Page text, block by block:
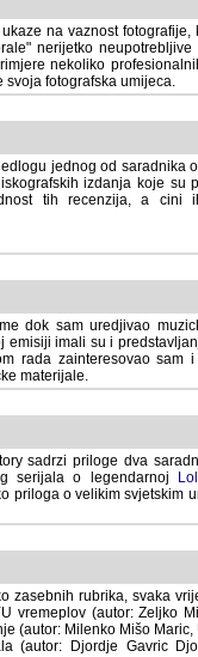
na vaznost
nerijetko
nekoliko
fotografska umijeca.
jednog od saradnika
izdanja koje su
tih recenzija, a cini
dok sam uredjivao
imali su i
rada zainteresovao sam
materijale.
sadrzi priloge dva
serijala o legendarnoj
priloga o velikim svjetskim
zasebnih rubrika, svaka
vremeplov (autor: Zeljko
(autor: Milenko Mišo
(autor: Djordje Gavric